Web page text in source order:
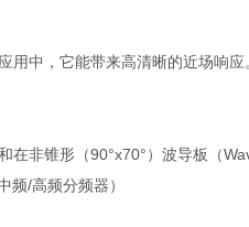
中，它能带来高清晰的近场响
非锥形（90°x70°）波导板（
/高频分频器）